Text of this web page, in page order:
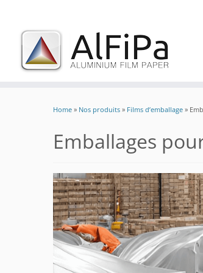
Home » Nos produits » Films d’emballage »
Emballages